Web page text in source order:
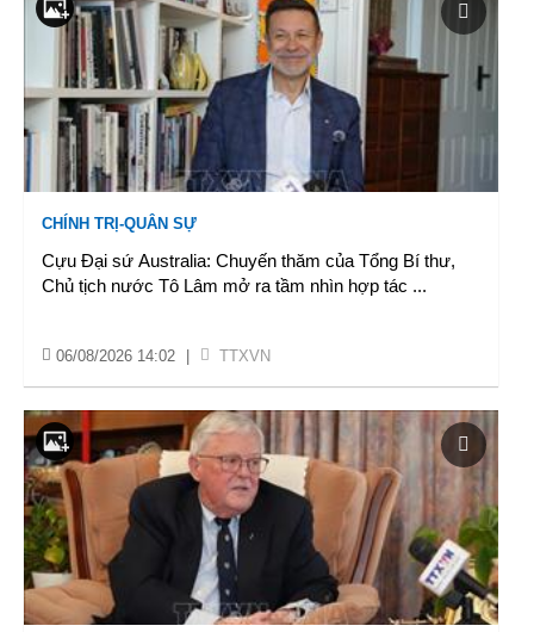
CHÍNH TRỊ-QUÂN SỰ
Cựu Đại sứ Australia: Chuyến thăm của Tổng Bí thư,
Chủ tịch nước Tô Lâm mở ra tầm nhìn hợp tác ...
06/08/2026 14:02 TTXVN